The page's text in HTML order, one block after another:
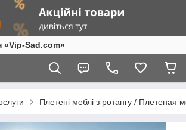
«Vip-Sad.com»
Плетені меблі з ротангу / Плетеная